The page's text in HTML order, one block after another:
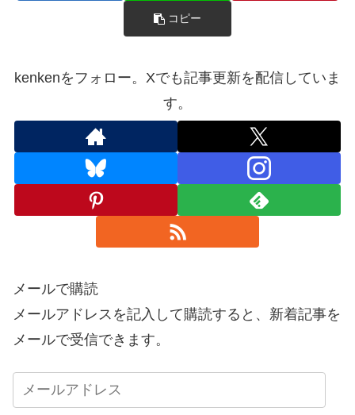
コピー
kenkenをフォロー。Xでも記事更新を配信していま
す。
メールで購読
メールアドレスを記入して購読すると、新着記事を
メールで受信できます。